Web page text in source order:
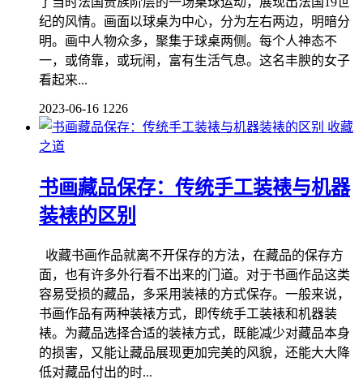
纪的风情。画面以球桌为中心，分为左右两边，明暗分
明。画中人物众多，聚集于球桌两侧。每个人神态不
一，或倚靠，或玩闹，富有生活气息。这名丰腴的女子
看起来...
2023-06-16 1226
收藏
之道
书画藏品保存：传统手工装裱与机器
装裱的区别
收藏书画作品就离不开保存的方法，在藏品的保存方
面，也有许多外行看不出来的门道。对于书画作品这类
容易受损的藏品，多采用装裱的方式保存。一般来说，
书画作品有两种装裱方式，即传统手工装裱和机器装
裱。为藏品选择合适的装裱方式，既能减少对藏品本身
的损害，又能让藏品展现更加完美的风貌，还能大大降
低对藏品付出的时...